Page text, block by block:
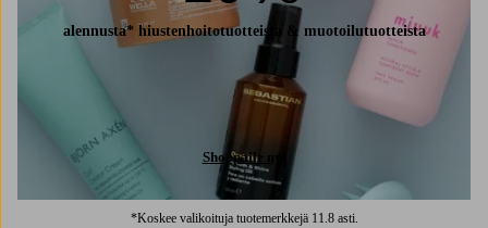
alennusta* hiustenhoitotuotteista & muotoilutuotteista
Shoppaile nyt
*Koskee valikoituja tuotemerkkejä 11.8 asti.